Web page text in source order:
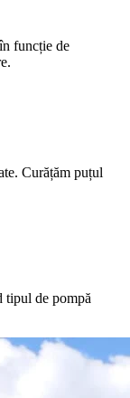
funcție de
Curățăm puțul
tipul de pompă